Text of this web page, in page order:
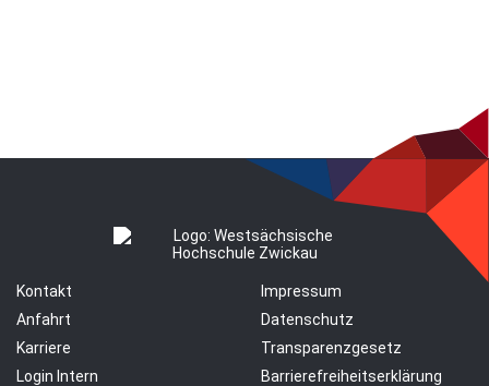
Kontakt
Anfahrt
Karriere
Login Intern
Impressum
Datenschutz
Transparenzgesetz
Barrierefreiheitserklärung